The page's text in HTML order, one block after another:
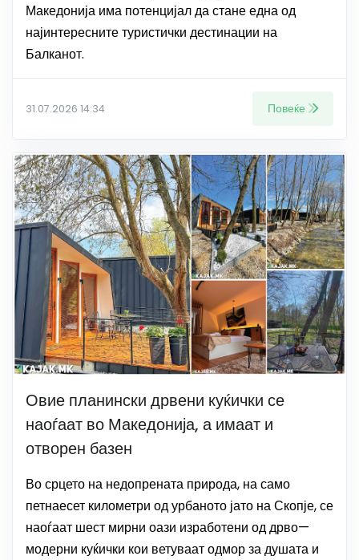
Македонија има потенцијал да стане една од
најинтересните туристички дестинации на
Балканот.
31.07.2026 14:34 Повеќе
Овие планински дрвени куќички се
наоѓаат во Македонија, а имаат и
отворен базен
Во срцето на недопрената природа, на само
петнаесет километри од урбаното јато на Скопје, се
наоѓаат шест мирни оази изработени од дрво—
модерни куќички кои ветуваат одмор за душата и